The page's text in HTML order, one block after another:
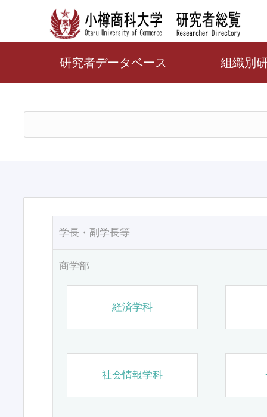
研究者データベース 組織別
学長・副学長等
商学部
経済学科
社会情報学科